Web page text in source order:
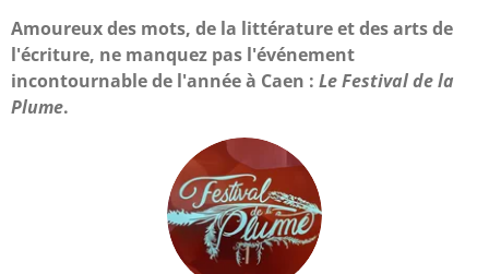
Amoureux des mots, de la littérature et des arts de
l'écriture, ne manquez pas l'événement
incontournable de l'année à Caen : Le Festival de la
Plume.